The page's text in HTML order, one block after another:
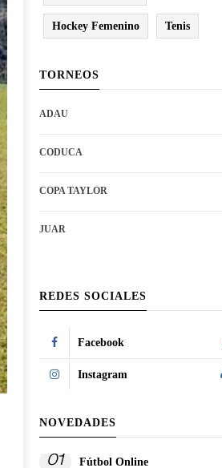
Hockey Femenino Tenis
TORNEOS
Open
Deportes
configuration
options
Open
configuration
options
ADAU
CODUCA
COPA TAYLOR
JUAR
REDES SOCIALES
Facebook
Instagram
NOVEDADES
01 Fútbol Online